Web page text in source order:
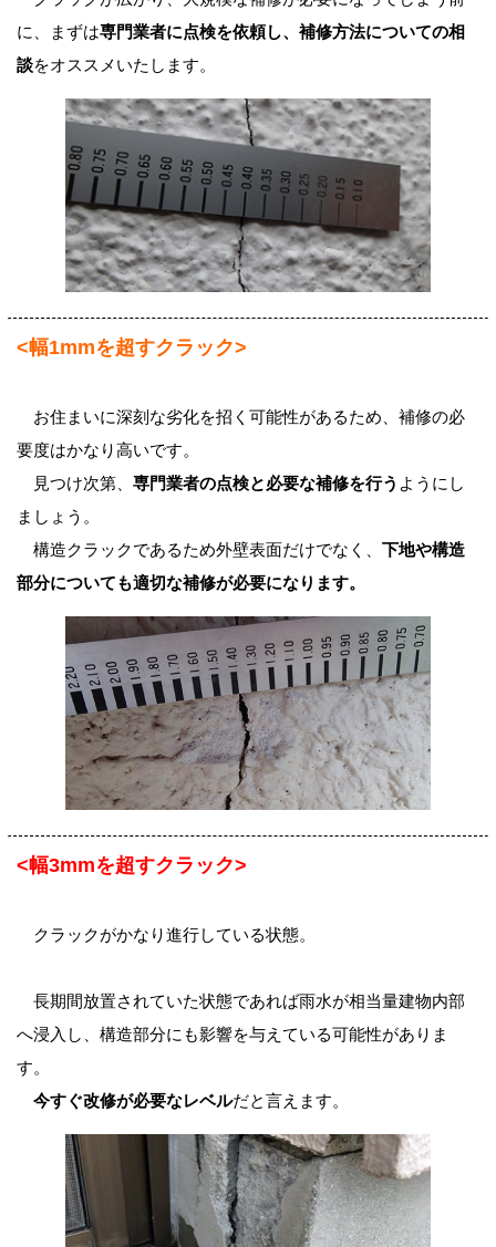
に、まずは専門業者に点検を依頼し、補修方法についての相
談をオススメいたします。
<幅1mmを超すクラック>
お住まいに深刻な劣化を招く可能性があるため、補修の必
要度はかなり高いです。
見つけ次第、 専門業者の点検と必要な補修を行う ようにし
ましょう。
構造クラックであるため外壁表面だけでなく、 下地や構造
部分についても適切な補修が必要になります。
<幅3mmを超すクラック>
クラックがかなり進行している状態。
長期間放置されていた状態であれば雨水が相当量建物内部
へ浸入し、構造部分にも影響を与えている可能性がありま
す。
今すぐ改修が必要なレベルだと言えます。